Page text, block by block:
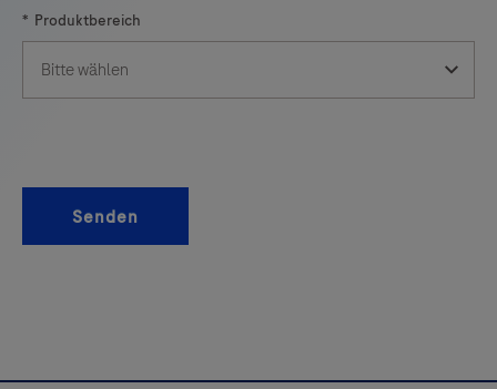
vereinfacht
* Produktbereich
Senden